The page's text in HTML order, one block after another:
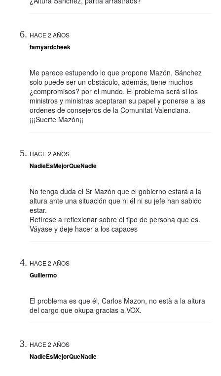
HACE 2 AÑOS
famyardcheek
Me parece estupendo lo que propone Mazón. Sánchez
solo puede ser un obstáculo, además, tiene muchos
¿compromisos? por el mundo. El problema será si los
ministros y ministras aceptaran su papel y ponerse a las
ordenes de consejeros de la Comunitat Valenciana.
¡¡¡Suerte Mazón¡¡
HACE 2 AÑOS
NadieEsMejorQueNadie
No tenga duda el Sr Mazón que el gobierno estará a la
altura ante una situación que ni él ni su jefe han sabido
estar.
Retírese a reflexionar sobre el tipo de persona que es.
Váyase y deje hacer a los capaces
HACE 2 AÑOS
Guillermo
El problema es que él, Carlos Mazon, no està a la altura
del cargo que okupa gracias a VOX.
HACE 2 AÑOS
NadieEsMejorQueNadie